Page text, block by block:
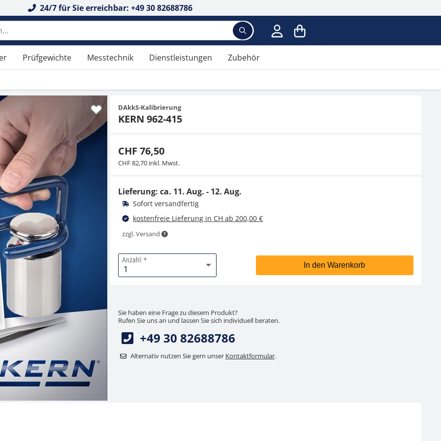
24/7 für Sie erreichbar: +49 30 82688786
Prüfgewichte Messtechnik Dienstleistungen Zubehör
DAkkS-Kalibrierung
KERN 962-415
CHF 76,50
CHF 82,70 inkl. Mwst.
Lieferung: ca. 11. Aug. - 12. Aug.
Sofort versandfertig
kostenfreie Lieferung in CH ab 200,00 €
zzgl. Versand
Anzahl:
In den Warenkorb
Sie haben eine Frage zu diesem Produkt?
Rufen Sie uns an und lassen Sie sich individuell beraten.
+49 30 82688786
Alternativ nutzen Sie gern unser Kontaktformular.